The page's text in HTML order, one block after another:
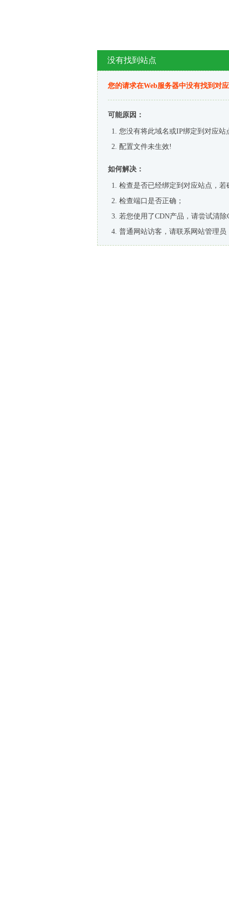
没有找到站点
您的请求在Web服务器中没有找到对
可能原因：
您没有将此域名或IP绑定到对应站
配置文件未生效!
如何解决：
检查是否已经绑定到对应站点，
检查端口是否正确；
若您使用了CDN产品，请尝试清除
普通网站访客，请联系网站管理员